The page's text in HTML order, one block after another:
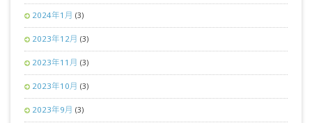
2024年1月 (3)
2023年12月 (3)
2023年11月 (3)
2023年10月 (3)
2023年9月 (3)